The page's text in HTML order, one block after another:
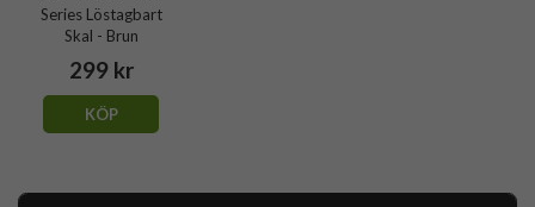
Series Löstagbart
Skal - Brun
299 kr
KÖP